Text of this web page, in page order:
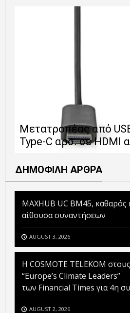
Μετατροπέας από
Type-C αρσ. σε HDMI
ΔΗΜΟΦΙΛΗ ΑΡΘΡΑ
MAXHUB UC BM45, καθαρός
αίθουσα συναντήσεων
AUGUST 3, 2026
Η COSMOTE TELEKOM στους
“Europe’s Climate Leaders”
των Financial Times για 4η
AUGUST 2, 2026